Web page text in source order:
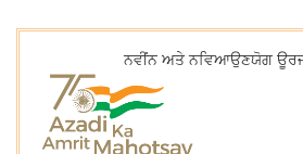
ਨਵੀਂਨ ਅਤੇ ਨਵਿਆਉਣਯੋਗ